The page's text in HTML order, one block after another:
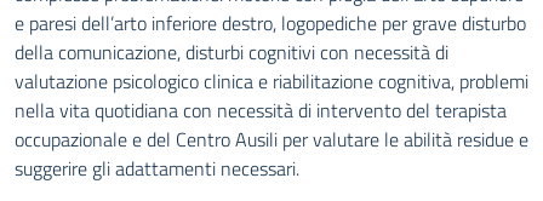
e paresi dell’arto inferiore destro, logopediche per grave disturbo
della comunicazione, disturbi cognitivi con necessità di
valutazione psicologico clinica e riabilitazione cognitiva, problemi
nella vita quotidiana con necessità di intervento del terapista
occupazionale e del Centro Ausili per valutare le abilità residue e
suggerire gli adattamenti necessari.